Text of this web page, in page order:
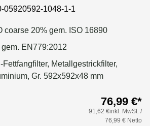
05920592-1048-1-1
coarse 20% gem. ISO 16890
gem. EN779:2012
Fettfangfilter, Metallgestrickfilter,
Gr. 592x592x48 mm
76,99 €*
91,62 €inkl. MwSt. /
76,99 € Netto